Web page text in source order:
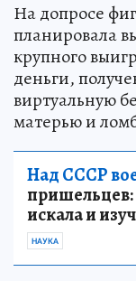
На допросе
планировала
крупного
деньги,
виртуальную
матерью и
Над СССР
пришельцев:
искала и
НАУКА